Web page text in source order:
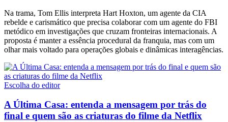
Na trama, Tom Ellis interpreta Hart Hoxton, um agente da CIA
rebelde e carismático que precisa colaborar com um agente do FBI
metódico em investigações que cruzam fronteiras internacionais. A
proposta é manter a essência procedural da franquia, mas com um
olhar mais voltado para operações globais e dinâmicas interagências.
Escolha do editor
A Última Casa: entenda a mensagem por trás do
final e quem são as criaturas do filme da Netflix